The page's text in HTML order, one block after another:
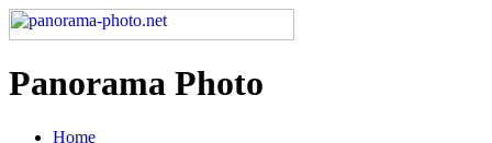
Panorama Photo
Home